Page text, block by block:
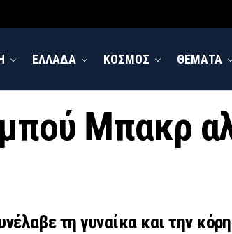
ΕΛΛΑΔΑ ΚΟΣΜΟΣ ΘΕΜΑΤΑ
Μπακρ
τη γυναίκα και την